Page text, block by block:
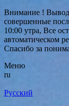
Внимание !
совершенные
10:00 утра, Все
автоматическом
Спасибо за
Меню
ru
Русский